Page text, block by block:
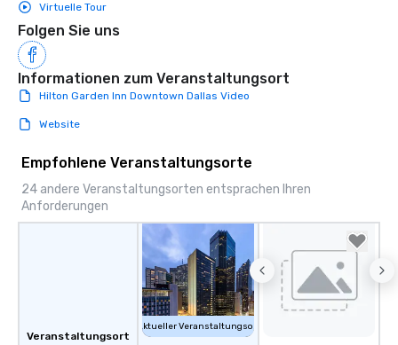
Virtuelle Tour
Folgen Sie uns
Informationen zum Veranstaltungsort
Hilton Garden Inn Downtown Dallas Video
Website
Empfohlene Veranstaltungsorte
24 andere Veranstaltungsorten entsprachen Ihren
Anforderungen
Veranstaltungsort
Aktueller Veranstaltungsort